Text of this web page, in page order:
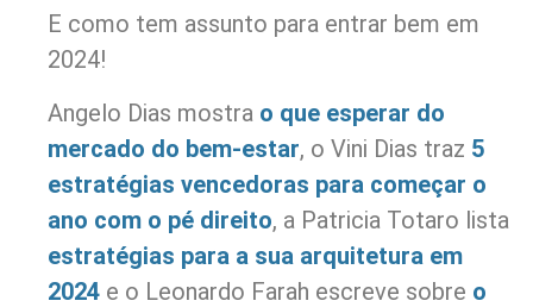
E como tem assunto para entrar bem em
2024!
Angelo Dias mostra o que esperar do
mercado do bem-estar, o Vini Dias traz 5
estratégias vencedoras para começar o
ano com o pé direito, a Patricia Totaro lista
estratégias para a sua arquitetura em
2024 e o Leonardo Farah escreve sobre o